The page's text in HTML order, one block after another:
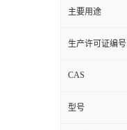
主要用途
生产许可证编号
CAS
型号